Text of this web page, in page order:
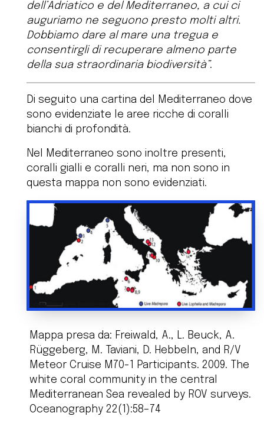
dell’Adriatico e del Mediterraneo, a cui ci
auguriamo ne seguono presto molti altri.
Dobbiamo dare al mare una tregua e
consentirgli di recuperare almeno parte
della sua straordinaria biodiversità”.
Di seguito una cartina del Mediterraneo dove
sono evidenziate le aree ricche di coralli
bianchi di profondità.
Nel Mediterraneo sono inoltre presenti,
coralli gialli e coralli neri, ma non sono in
questa mappa non sono evidenziati.
Mappa presa da: Freiwald, A., L. Beuck, A.
Rüggeberg, M. Taviani, D. Hebbeln, and R/V
Meteor Cruise M70-1 Participants. 2009. The
white coral community in the central
Mediterranean Sea revealed by ROV surveys.
Oceanography 22(1):58–74